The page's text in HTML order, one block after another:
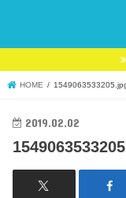
HOME
2019.02.02